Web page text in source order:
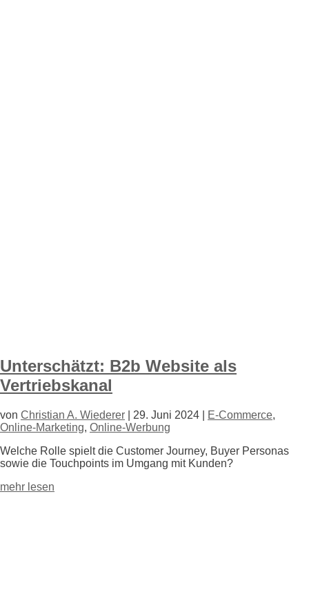
Unterschätzt: B2b Website als
Vertriebskanal
von Christian A. Wiederer 29. Juni 2024 E-Commerce,
Online-Marketing, Online-Werbung
Welche Rolle spielt die Customer Journey, Buyer Personas
sowie die Touchpoints im Umgang mit Kunden?
mehr lesen